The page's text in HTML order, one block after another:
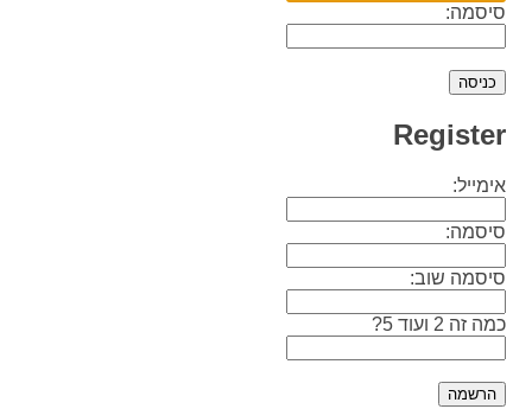
סיסמה:
Register
אימייל:
סיסמה:
סיסמה שוב:
כמה זה 2 ועוד 5?